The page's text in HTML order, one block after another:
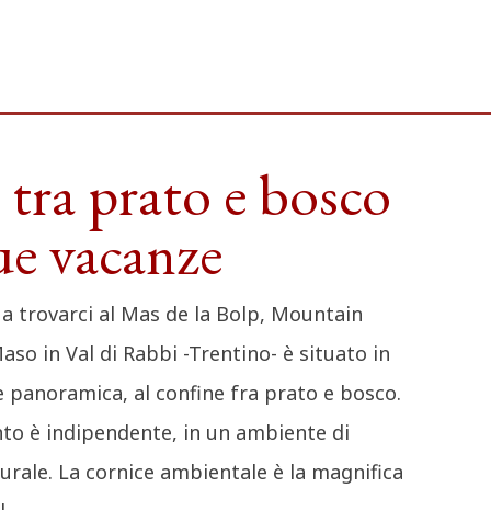
prato e bosco
vacanze
a trovarci al Mas de la Bolp, Mountain
in Val di Rabbi -Trentino- è situato in
panoramica, al confine fra prato e bosco.
è indipendente, in un ambiente di
La cornice ambientale è la magnifica